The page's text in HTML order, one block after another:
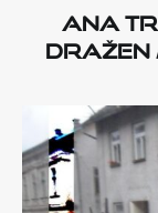
Ana
Dražen